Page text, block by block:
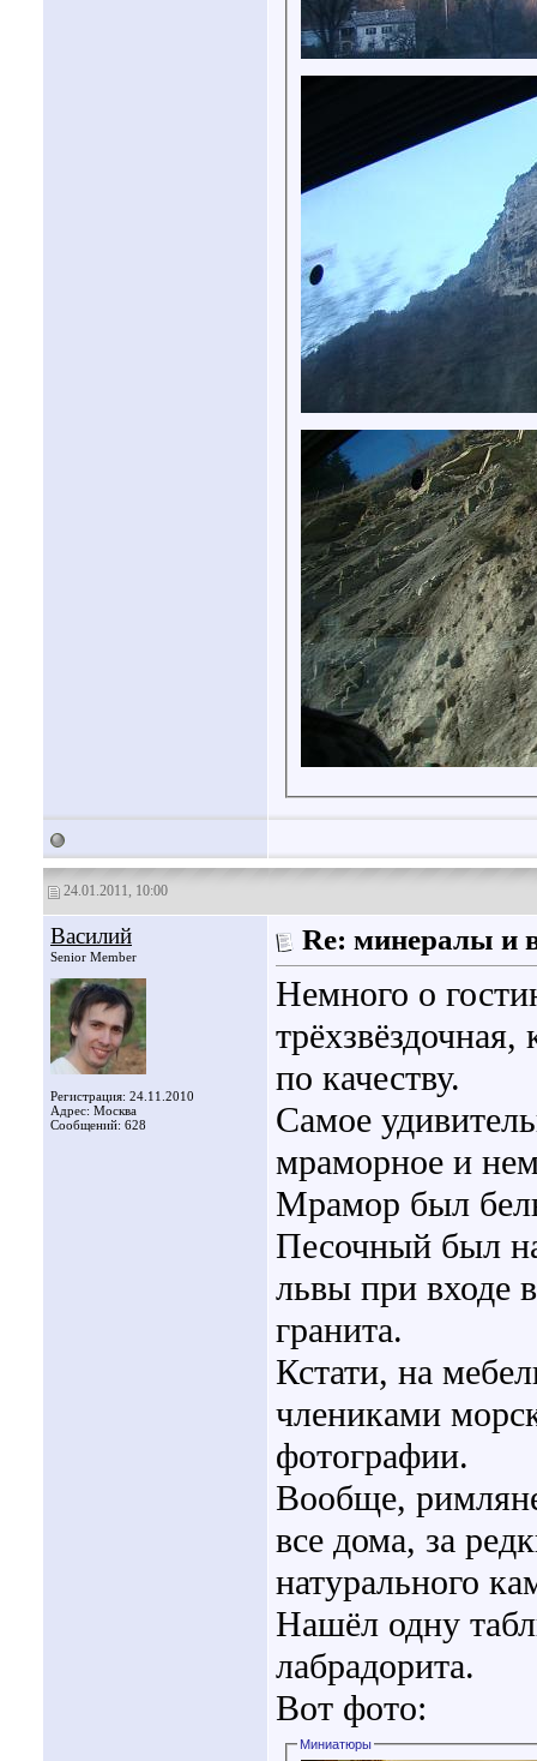
24.01.2011, 10:00
Василий
Senior Member
Регистрация: 24.11.2010
Адрес: Москва
Сообщений: 628
Re: минералы и
Немного о
по качеству.
Самое
мраморное и
Мрамор был
Песочный был
львы при входе
гранита.
Кстати, на
члениками
фотографии.
Вообще,
все дома, за
натурального
Нашёл одну
лабрадорита.
Вот фото:
Миниатюры